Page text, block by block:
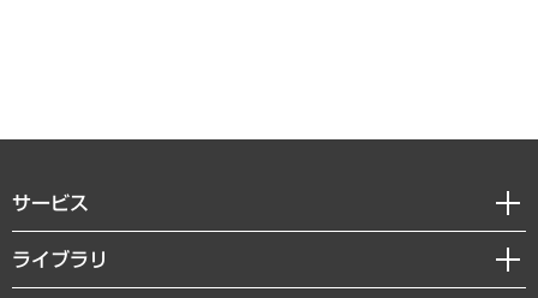
サービス
経営戦略
組織・人事戦略
ライブラリ